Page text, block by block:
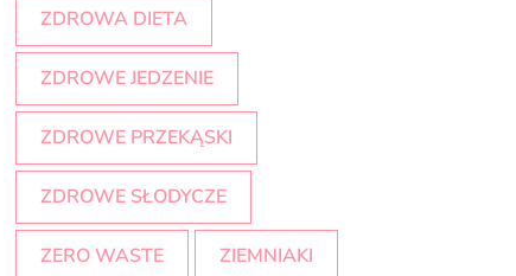
ZDROWA DIETA
ZDROWE JEDZENIE
ZDROWE PRZEKĄSKI
ZDROWE SŁODYCZE
ZERO WASTE ZIEMNIAKI